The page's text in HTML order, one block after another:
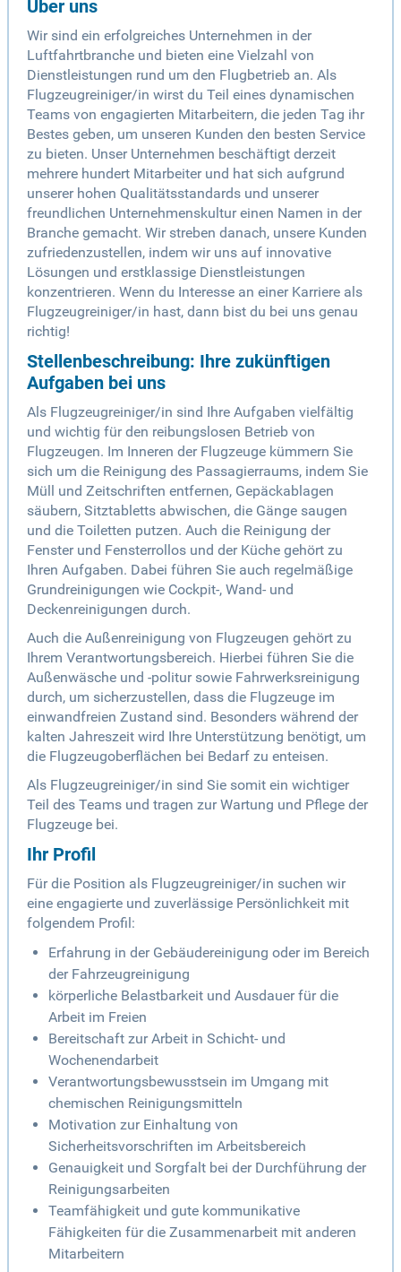
Über uns
Wir sind ein erfolgreiches Unternehmen in der
Luftfahrtbranche und bieten eine Vielzahl von
Dienstleistungen rund um den Flugbetrieb an. Als
Flugzeugreiniger/in wirst du Teil eines dynamischen
Teams von engagierten Mitarbeitern, die jeden Tag ihr
Bestes geben, um unseren Kunden den besten Service
zu bieten. Unser Unternehmen beschäftigt derzeit
mehrere hundert Mitarbeiter und hat sich aufgrund
unserer hohen Qualitätsstandards und unserer
freundlichen Unternehmenskultur einen Namen in der
Branche gemacht. Wir streben danach, unsere Kunden
zufriedenzustellen, indem wir uns auf innovative
Lösungen und erstklassige Dienstleistungen
konzentrieren. Wenn du Interesse an einer Karriere als
Flugzeugreiniger/in hast, dann bist du bei uns genau
richtig!
Stellenbeschreibung: Ihre zukünftigen
Aufgaben bei uns
Als Flugzeugreiniger/in sind Ihre Aufgaben vielfältig
und wichtig für den reibungslosen Betrieb von
Flugzeugen. Im Inneren der Flugzeuge kümmern Sie
sich um die Reinigung des Passagierraums, indem Sie
Müll und Zeitschriften entfernen, Gepäckablagen
säubern, Sitztabletts abwischen, die Gänge saugen
und die Toiletten putzen. Auch die Reinigung der
Fenster und Fensterrollos und der Küche gehört zu
Ihren Aufgaben. Dabei führen Sie auch regelmäßige
Grundreinigungen wie Cockpit-, Wand- und
Deckenreinigungen durch.
Auch die Außenreinigung von Flugzeugen gehört zu
Ihrem Verantwortungsbereich. Hierbei führen Sie die
Außenwäsche und -politur sowie Fahrwerksreinigung
durch, um sicherzustellen, dass die Flugzeuge im
einwandfreien Zustand sind. Besonders während der
kalten Jahreszeit wird Ihre Unterstützung benötigt, um
die Flugzeugoberflächen bei Bedarf zu enteisen.
Als Flugzeugreiniger/in sind Sie somit ein wichtiger
Teil des Teams und tragen zur Wartung und Pflege der
Flugzeuge bei.
Ihr Profil
Für die Position als Flugzeugreiniger/in suchen wir
eine engagierte und zuverlässige Persönlichkeit mit
folgendem Profil:
Erfahrung in der Gebäudereinigung oder im Bereich
der Fahrzeugreinigung
körperliche Belastbarkeit und Ausdauer für die
Arbeit im Freien
Bereitschaft zur Arbeit in Schicht- und
Wochenendarbeit
Verantwortungsbewusstsein im Umgang mit
chemischen Reinigungsmitteln
Motivation zur Einhaltung von
Sicherheitsvorschriften im Arbeitsbereich
Genauigkeit und Sorgfalt bei der Durchführung der
Reinigungsarbeiten
Teamfähigkeit und gute kommunikative
Fähigkeiten für die Zusammenarbeit mit anderen
Mitarbeitern